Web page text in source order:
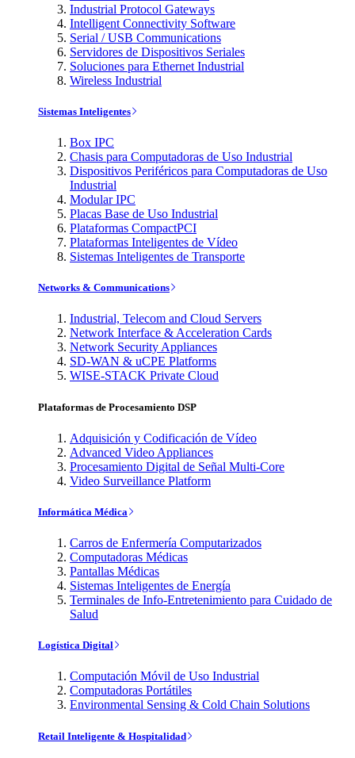
Industrial Protocol Gateways
Intelligent Connectivity Software
Serial / USB Communications
Servidores de Dispositivos Seriales
Soluciones para Ethernet Industrial
Wireless Industrial
Sistemas Inteligentes
Box IPC
Chasis para Computadoras de Uso Industrial
Dispositivos Periféricos para Computadoras de Uso
Industrial
Modular IPC
Placas Base de Uso Industrial
Plataformas CompactPCI
Plataformas Inteligentes de Vídeo
Sistemas Inteligentes de Transporte
Networks & Communications
Industrial, Telecom and Cloud Servers
Network Interface & Acceleration Cards
Network Security Appliances
SD-WAN & uCPE Platforms
WISE-STACK Private Cloud
Plataformas de Procesamiento DSP
Adquisición y Codificación de Vídeo
Advanced Video Appliances
Procesamiento Digital de Señal Multi-Core
Video Surveillance Platform
Informática Médica
Carros de Enfermería Computarizados
Computadoras Médicas
Pantallas Médicas
Sistemas Inteligentes de Energía
Terminales de Info-Entretenimiento para Cuidado de
Salud
Logística Digital
Computación Móvil de Uso Industrial
Computadoras Portátiles
Environmental Sensing & Cold Chain Solutions
Retail Inteligente & Hospitalidad